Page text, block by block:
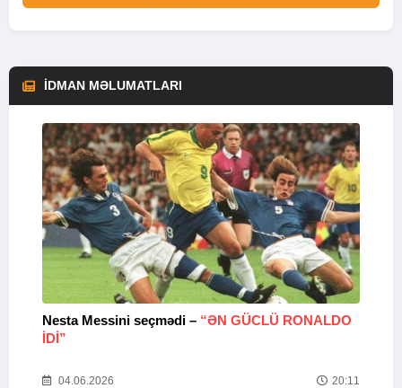
İDMAN MƏLUMATLARI
Nesta Messini seçmədi – “ƏN GÜCLÜ RONALDO
IDI”
04.06.2026 20:11